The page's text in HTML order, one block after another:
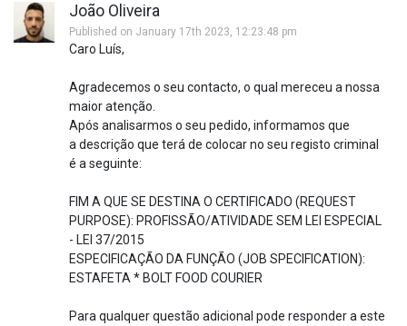
João Oliveira
Published on January 17th 2023, 12:23:48 pm
Caro Luís,
Agradecemos o seu contacto, o qual mereceu a nossa
maior atenção.
Após analisarmos o seu pedido, informamos que
a descrição que terá de colocar no seu registo criminal
é a seguinte:
FIM A QUE SE DESTINA O CERTIFICADO (REQUEST
PURPOSE): PROFISSÃO/ATIVIDADE SEM LEI ESPECIAL
- LEI 37/2015
ESPECIFICAÇÃO DA FUNÇÃO (JOB SPECIFICATION):
ESTAFETA * BOLT FOOD COURIER
Para qualquer questão adicional pode responder a este